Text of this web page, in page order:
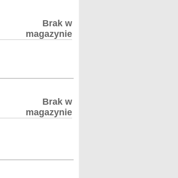
Brak w
magazynie
Brak w
magazynie